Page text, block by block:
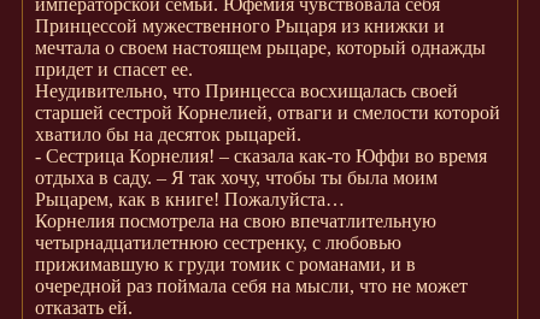
Принцессой мужественного Рыцаря из книжки и
мечтала о своем настоящем рыцаре, который однажды
придет и спасет ее.
Неудивительно, что Принцесса восхищалась своей
старшей сестрой Корнелией, отваги и смелости которой
хватило бы на десяток рыцарей.
- Сестрица Корнелия! – сказала как-то Юффи во время
отдыха в саду. – Я так хочу, чтобы ты была моим
Рыцарем, как в книге! Пожалуйста…
Корнелия посмотрела на свою впечатлительную
четырнадцатилетнюю сестренку, с любовью
прижимавшую к груди томик с романами, и в
очередной раз поймала себя на мысли, что не может
отказать ей.